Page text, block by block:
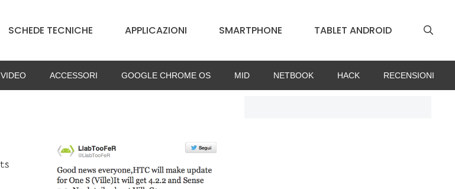
SCHEDE TECNICHE APPLICAZIONI SMARTPHONE TABLET ANDROID
VIDEO ACCESSORI GOOGLE CHROME OS MID NETBOOK HACK RECENSIONI